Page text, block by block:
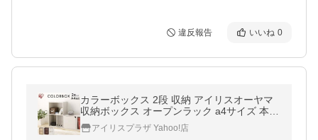
違反報告 いいね 0
カラーボックス 2段 収納 アイリスオーヤマ
収納ボックス オープンラック a4サイズ 本棚
おしゃれ 北欧 書類 収納棚 棚 CBボックス 収
納ラック CX-2F
アイリスプラザ Yahoo!店